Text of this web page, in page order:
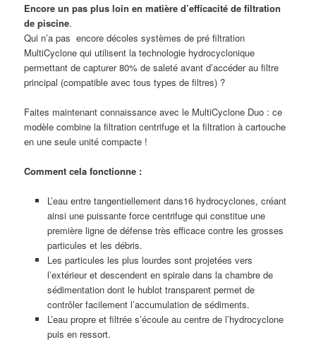
Encore un pas plus loin en matière d’efficacité de filtration
de piscine.
Qui n’a pas encore décoles systèmes de pré filtration
MultiCyclone qui utilisent la technologie hydrocyclonique
permettant de capturer 80% de saleté avant d’accéder au filtre
principal (compatible avec tous types de filtres) ?
Faites maintenant connaissance avec le MultiCyclone Duo : ce
modèle combine la filtration centrifuge et la filtration à cartouche
en une seule unité compacte !
Comment cela fonctionne :
L’eau entre tangentiellement dans16 hydrocyclones, créant
ainsi une puissante force centrifuge qui constitue une
première ligne de défense très efficace contre les grosses
particules et les débris.
Les particules les plus lourdes sont projetées vers
l’extérieur et descendent en spirale dans la chambre de
sédimentation dont le hublot transparent permet de
contrôler facilement l’accumulation de sédiments.
L’eau propre et filtrée s’écoule au centre de l’hydrocyclone
puis en ressort.